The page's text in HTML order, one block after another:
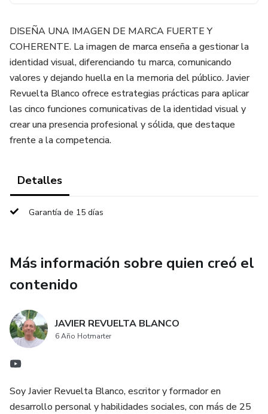
DISEÑA UNA IMAGEN DE MARCA FUERTE Y
COHERENTE. La imagen de marca enseña a gestionar la
identidad visual, diferenciando tu marca, comunicando
valores y dejando huella en la memoria del público. Javier
Revuelta Blanco ofrece estrategias prácticas para aplicar
las cinco funciones comunicativas de la identidad visual y
crear una presencia profesional y sólida, que destaque
frente a la competencia.
Detalles
Garantía de 15 días
Más información sobre quien creó el
contenido
JAVIER REVUELTA BLANCO
6 Año Hotmarter
Soy Javier Revuelta Blanco, escritor y formador en
desarrollo personal y habilidades sociales, con más de 25